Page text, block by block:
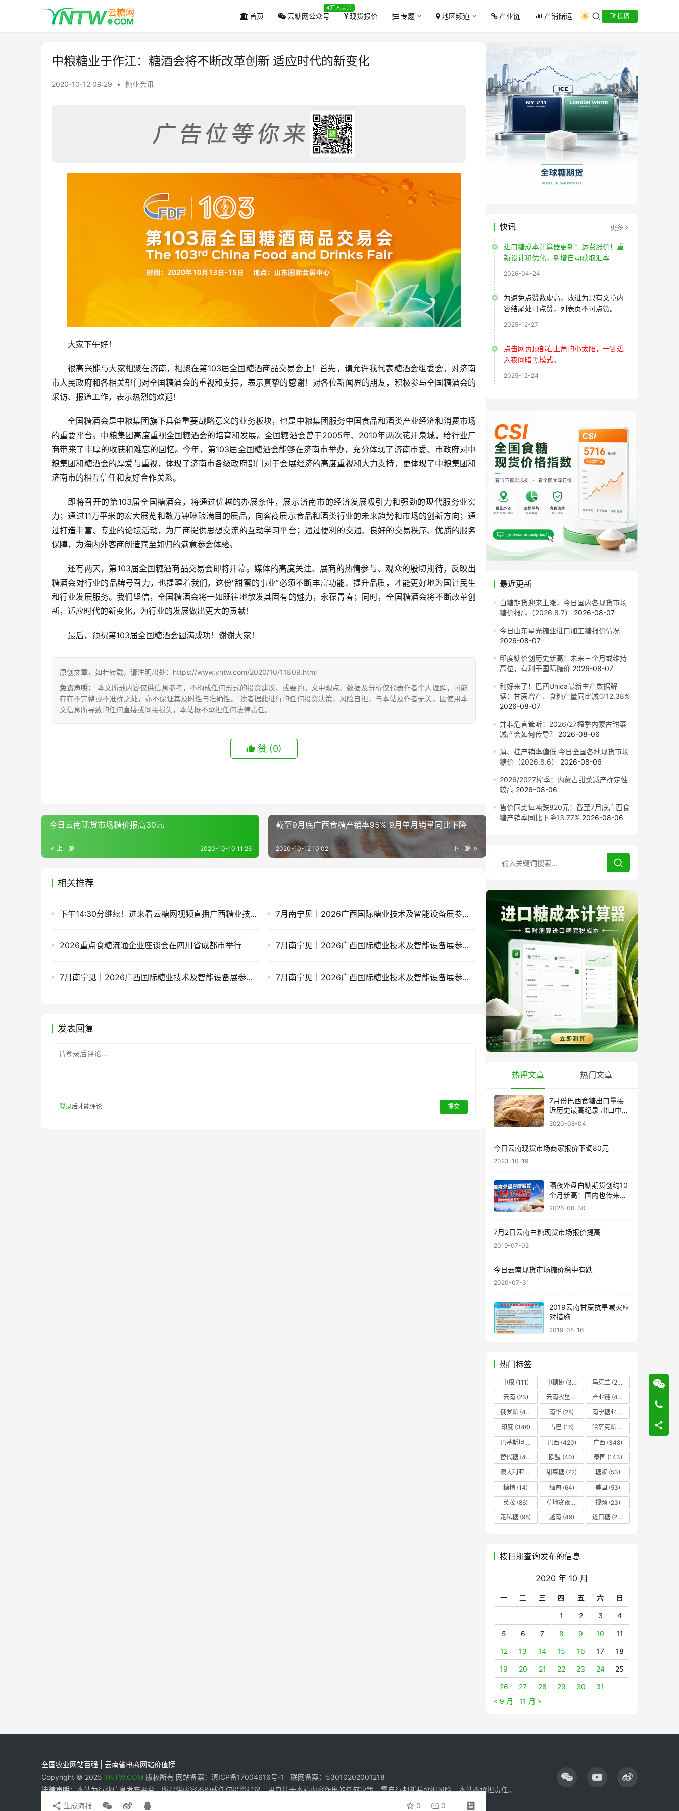
首页 云糖网公众号
4万人关注
现货报价 专题 地区频道 产业链 产销储运 投稿
中粮糖业于作江：糖酒会将不断改革创新 适应时代的新变化
2020-10-12 09:29 • 糖业会讯
大家下午好！
很高兴能与大家相聚在济南，相聚在第103届全国糖酒商品交易会上！首先，请允许我代表糖酒会组委会，对济南
市人民政府和各相关部门对全国糖酒会的重视和支持，表示真挚的感谢！对各位新闻界的朋友，积极参与全国糖酒会的
采访、报道工作，表示热烈的欢迎！
全国糖酒会是中粮集团旗下具备重要战略意义的业务板块，也是中粮集团服务中国食品和酒类产业经济和消费市场
的重要平台。中粮集团高度重视全国糖酒会的培育和发展。全国糖酒会曾于2005年、2010年两次花开泉城，给行业厂
商带来了丰厚的收获和难忘的回忆。今年，第103届全国糖酒会能够在济南市举办，充分体现了济南市委、市政府对中
粮集团和糖酒会的厚爱与重视，体现了济南市各级政府部门对于会展经济的高度重视和大力支持，更体现了中粮集团和
济南市的相互信任和友好合作关系。
即将召开的第103届全国糖酒会，将通过优越的办展条件，展示济南市的经济发展吸引力和强劲的现代服务业实
力；通过11万平米的宏大展览和数万钟琳琅满目的展品，向客商展示食品和酒类行业的未来趋势和市场的创新方向；通
过打造丰富、专业的论坛活动，为厂商提供思想交流的互动学习平台；通过便利的交通、良好的交易秩序、优质的服务
保障，为海内外客商创造宾至如归的满意参会体验。
还有两天，第103届全国糖酒商品交易会即将开幕。媒体的高度关注、展商的热情参与、观众的殷切期待，反映出
糖酒会对行业的品牌号召力，也提醒着我们，这份“甜蜜的事业”必须不断丰富功能、提升品质，才能更好地为国计民生
和行业发展服务。我们坚信，全国糖酒会将一如既往地散发其固有的魅力，永葆青春；同时，全国糖酒会将不断改革创
新，适应时代的新变化，为行业的发展做出更大的贡献！
最后，预祝第103届全国糖酒会圆满成功！谢谢大家！
原创文章，如若转载，请注明出处：https://www.yntw.com/2020/10/11809.html
免责声明：
本文所载内容仅供信息参考，不构成任何形式的投资建议、或要约。文中观点、数据及分析仅代表作者个人理解，可能
存在不完整或不准确之处，亦不保证其及时性与准确性。 读者据此进行的任何投资决策，风险自担，与本站及作者无关。因使用本
文信息所导致的任何直接或间接损失，本站概不承担任何法律责任。
赞 (0)
0 0
生成海报
今日云南现货市场糖价报高30元
上一篇 2020-10-10 11:26
截至9月底广西食糖产销率95% 9月单月销量同比下降
下一篇
2020-10-12 10:02
相关推荐
下午14:30分继续！进来看云糖网视频直播广西糖业技术设备展…… 7月南宁见｜2026广西国际糖业技术及智能设备展参展企业推荐(六)
2026重点食糖流通企业座谈会在四川省成都市举行 7月南宁见｜2026广西国际糖业技术及智能设备展参展企业推荐(五)
7月南宁见｜2026广西国际糖业技术及智能设备展参展企业推荐(四) 7月南宁见｜2026广西国际糖业技术及智能设备展参展企业推荐(三)
发表回复
请登录后评论...
登录后才能评论 提交
快讯 更多
进口糖成本计算器更新！运费涨价！重
新设计和优化，新增自动获取汇率
2026-04-24
为避免点赞数虚高，改进为只有文章内
容结尾处可点赞，列表页不可点赞。
2025-12-27
点击网页顶部右上角的小太阳，一键进
入夜间暗黑模式。
2025-12-24
最近更新
白糖期货迎来上涨，今日国内各现货市场
糖价报高（2026.8.7）
2026-08-07
今日山东星光糖业进口加工糖报价情况
2026-08-07
印度糖价创历史新高！未来三个月或维持
高位，有利于国际糖价 2026-08-07
利好来了！巴西Unica最新生产数据解
读：甘蔗增产、食糖产量同比减少12.38%
2026-08-07
并非危言耸听：2026/27榨季内蒙古甜菜
减产会如何传导？
2026-08-06
滇、桂产销率偏低 今日全国各地现货市场
糖价（2026.8.6）
2026-08-06
2026/2027榨季：内蒙古甜菜减产确定性
较高 2026-08-06
售价同比每吨跌820元！截至7月底广西食
糖产销率同比下降13.77% 2026-08-06
热评文章 热门文章
7月份巴西食糖出口量接
近历史最高纪录 出口中国
超40万吨
2020-08-04
今日云南现货市场商家报价下调80元
2023-10-19
隔夜外盘白糖期货创约10
个月新高！国内也传来利
好……
2026-06-30
7月2日云南白糖现货市场报价提高
2019-07-02
今日云南现货市场糖价稳中有跌
2020-07-31
2019云南甘蔗抗旱减灾应
对措施
2019-05-16
热门标签
中粮 (111) 中糖协 (37) 乌克兰 (20)
云南(23) 云南农垦 产业链 (42)
俄罗斯 (43) 南华 (28) 南宁糖业
印度(346) 古巴(16) 哈萨克斯坦
巴基斯坦
巴西(420) 广西 (348)
替代糖 (48) 欧盟 (40) 泰国 (143)
澳大利亚
甜菜糖 (72) 糖浆 (53)
糖精 (14) 缅甸 (64) 美国 (53)
英茂 (86) 草地贪夜蛾 视频 (23)
走私糖 (98) 越南(49) 进口糖 (236)
按日期查询发布的信息
2020 年 10 月
一 二 三 四 五 六 日
1 2 3 4
5 6 7 8 9 10 11
12 13 14 15 16 17 18
19 20 21 22 23 24 25
26 27 28 29 30
31
« 9 月
11 月 »
全国农业网站百强 | 云南省电商网站价值榜
Copyright © 2025 YNTW.COM 版权所有 网站备案：滇ICP备17004616号-1 联网备案：53010202001218
法律声明：本站为行业信息发布平台，所提供内容不构成任何投资建议。用户基于本站内容作出的任何决策，需自行判断并承担风险，本站不承担责任。